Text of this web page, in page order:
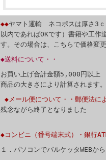
◆◆ヤマト運輸 ネコポスは厚さ3ｃ
以内であればOKです）書籍や工
す。その場合は、こちらで価格変
◆送料について・・
お買い上げ合計金額5,000円以上
商品の大きさにより計算されます。
◆メール便について・・郵便法に
残念ながら終了となりました
◆コンビニ（番号端末式）・銀行
１．パソコンでバルケッタWEBか